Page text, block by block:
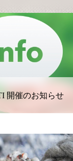
開催のお知らせ